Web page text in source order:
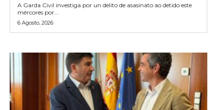
A Garda Civil investiga por un delito de asasinato ao detido este
mércores por...
6 Agosto, 2026